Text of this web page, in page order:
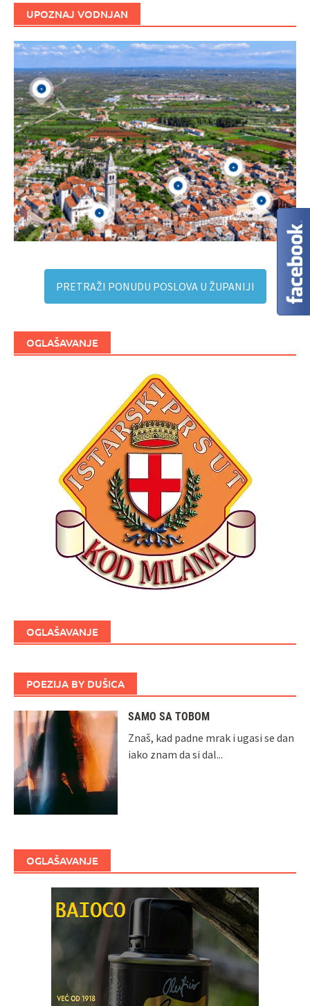
UPOZNAJ VODNJAN
PRETRAŽI PONUDU POSLOVA U ŽUPANIJI
OGLAŠAVANJE
OGLAŠAVANJE
POEZIJA BY DUŠICA
SAMO SA TOBOM
Znaš, kad padne mrak i ugasi se dan
iako znam da si dal...
OGLAŠAVANJE